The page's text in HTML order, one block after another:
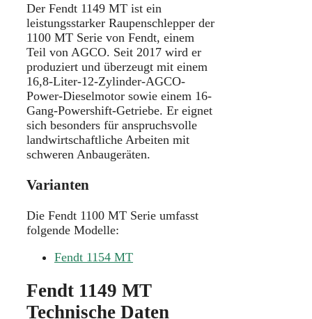
Der Fendt 1149 MT ist ein
leistungsstarker Raupenschlepper der
1100 MT Serie von Fendt, einem
Teil von AGCO. Seit 2017 wird er
produziert und überzeugt mit einem
16,8-Liter-12-Zylinder-AGCO-
Power-Dieselmotor sowie einem 16-
Gang-Powershift-Getriebe. Er eignet
sich besonders für anspruchsvolle
landwirtschaftliche Arbeiten mit
schweren Anbaugeräten.
Varianten
Die Fendt 1100 MT Serie umfasst
folgende Modelle:
Fendt 1154 MT
Fendt 1149 MT
Technische Daten